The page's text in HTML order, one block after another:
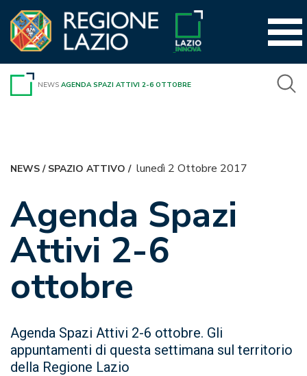
contenuto
NEWS AGENDA SPAZI ATTIVI 2-6 OTTOBRE
NEWS/ SPAZIO ATTIVO / lunedì 2 Ottobre 2017
Agenda Spazi
Attivi 2-6
ottobre
Agenda Spazi Attivi 2-6 ottobre. Gli
appuntamenti di questa settimana sul territorio
della Regione Lazio